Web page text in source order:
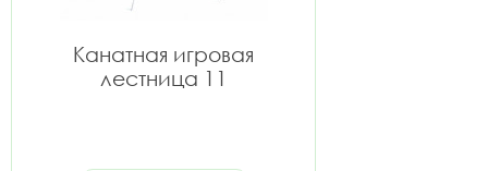
Канатная игровая
лестница 11